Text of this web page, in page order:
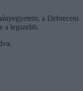
a Debreceni
a legszebb.